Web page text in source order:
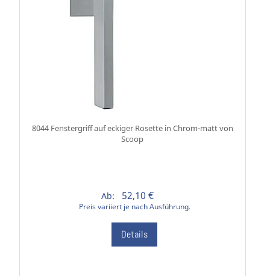
8044 Fenstergriff auf eckiger Rosette in Chrom-matt von
Scoop
Ab: 52,10 €
Preis variiert je nach Ausführung.
Details